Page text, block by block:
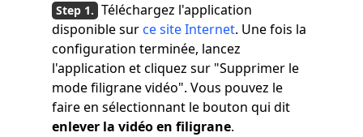
Téléchargez l'application
disponible sur ce site Internet. Une fois la
configuration terminée, lancez
l'application et cliquez sur "Supprimer le
mode filigrane vidéo". Vous pouvez le
faire en sélectionnant le bouton qui dit
enlever la vidéo en filigrane.